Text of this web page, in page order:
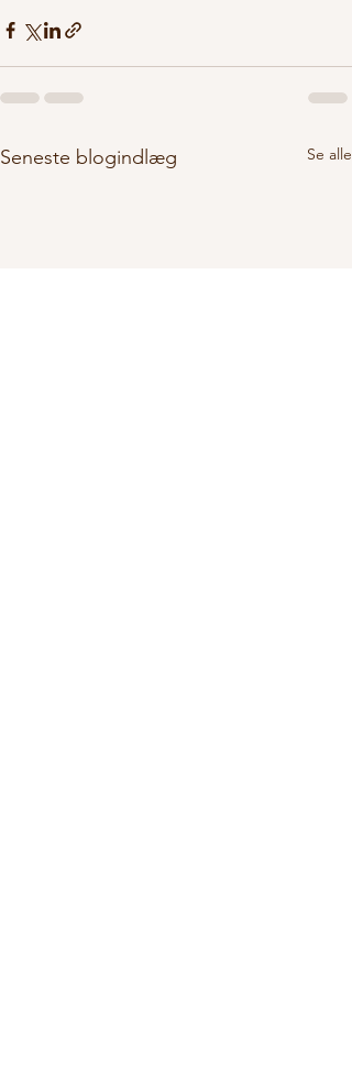
Seneste blogindlæg Se alle